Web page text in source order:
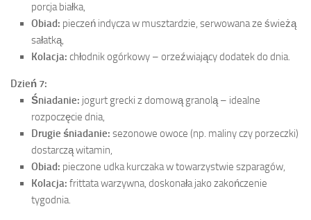
porcja białka,
Obiad: pieczeń indycza w musztardzie, serwowana ze świeżą
sałatką,
Kolacja: chłodnik ogórkowy – orzeźwiający dodatek do dnia.
Dzień 7:
Śniadanie: jogurt grecki z domową granolą – idealne
rozpoczęcie dnia,
Drugie śniadanie: sezonowe owoce (np. maliny czy porzeczki)
dostarczą witamin,
Obiad: pieczone udka kurczaka w towarzystwie szparagów,
Kolacja: frittata warzywna, doskonała jako zakończenie
tygodnia.